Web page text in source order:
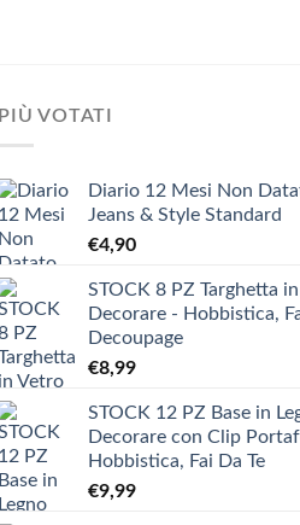
PIÙ VOTATI
Diario 12 Mesi Non
Jeans & Style Standard
€4,90
STOCK 8 PZ Targhetta
Decorare - Hobbistica,
Decoupage
€8,99
STOCK 12 PZ Base in
Decorare con Clip
Hobbistica, Fai Da Te
€9,99